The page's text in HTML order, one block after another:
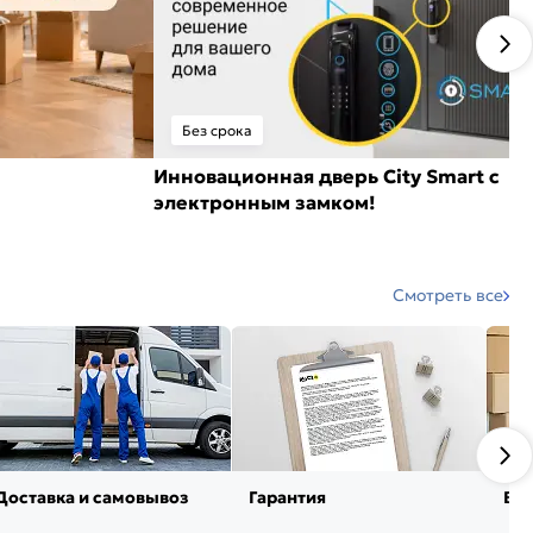
Без срока
Инновационная дверь City Smart с
электронным замком!
Смотреть все
и самовывоз Гарантия